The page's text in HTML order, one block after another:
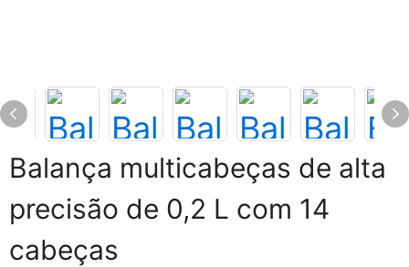
Balança multicabeças de alta
precisão de 0,2 L com 14
cabeças